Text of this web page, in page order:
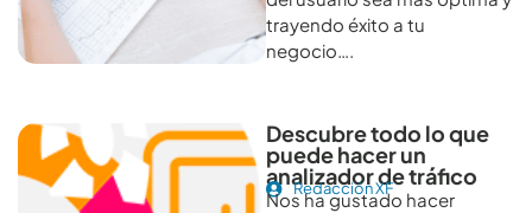
trayendo éxito a tu
negocio….
Descubre todo lo que
puede hacer un
analizador de tráfico
Redacción XF
Nos ha gustado hacer